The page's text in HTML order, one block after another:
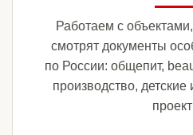
Работаем с
смотрят документы
по России: общепит,
производство,